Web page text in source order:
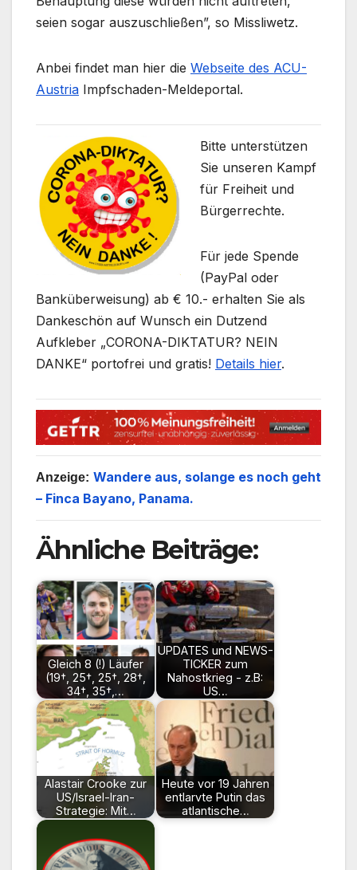
seien sogar auszuschließen”, so Missliwetz.
Anbei findet man hier die Webseite des ACU-
Austria Impfschaden-Meldeportal.
Bitte unterstützen
Sie unseren Kampf
für Freiheit und
Bürgerrechte.
Für jede Spende
(PayPal oder
Banküberweisung) ab € 10.- erhalten Sie als
Dankeschön auf Wunsch ein Dutzend
Aufkleber „CORONA-DIKTATUR? NEIN
DANKE“ portofrei und gratis! Details hier.
Anzeige: Wandere aus, solange es noch geht
– Finca Bayano, Panama.
Ähnliche Beiträge:
Gleich 8 (!) Läufer
(19†, 25†, 25†, 28†,
34†, 35†,…
UPDATES und NEWS-
TICKER zum
Nahostkrieg - z.B:
US…
Alastair Crooke zur
US/Israel-Iran-
Strategie: Mit…
Heute vor 19 Jahren
entlarvte Putin das
atlantische…